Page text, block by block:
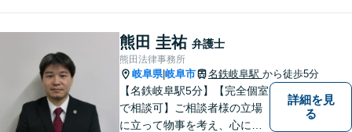
熊田 圭祐 弁護士
熊田法律事務所
岐阜県|岐阜市 名鉄岐阜駅 から徒歩5分
【名鉄岐阜駅5分】【完全個室
で相談可】ご相談者様の立場
に立って物事を考え、心に寄
詳細を見
る